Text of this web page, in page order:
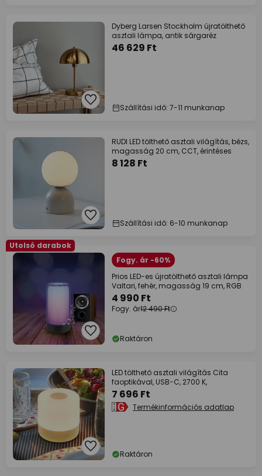
Dyberg Larsen Stockholm újratölthető
asztali lámpa, antik sárgaréz
46 629 Ft
Szállítási idő: 7-11 munkanap
RUDI LED tölthető asztali világítás, bézs,
magasság 20 cm, CCT, érintéses
8 128 Ft
Szállítási idő: 6-10 munkanap
Utolsó darabok
Fogy. ár -60%
Prios LED-es újratölthető asztali lámpa
Valtari, fehér, magasság 19 cm, RGB
4 990 Ft
Fogy. ár12 490 Ft
Raktáron
LED tölthető asztali világítás Cita
faoptikával, USB-C, 2700 K,
7 696 Ft
Termékinformációs adatlap
Raktáron